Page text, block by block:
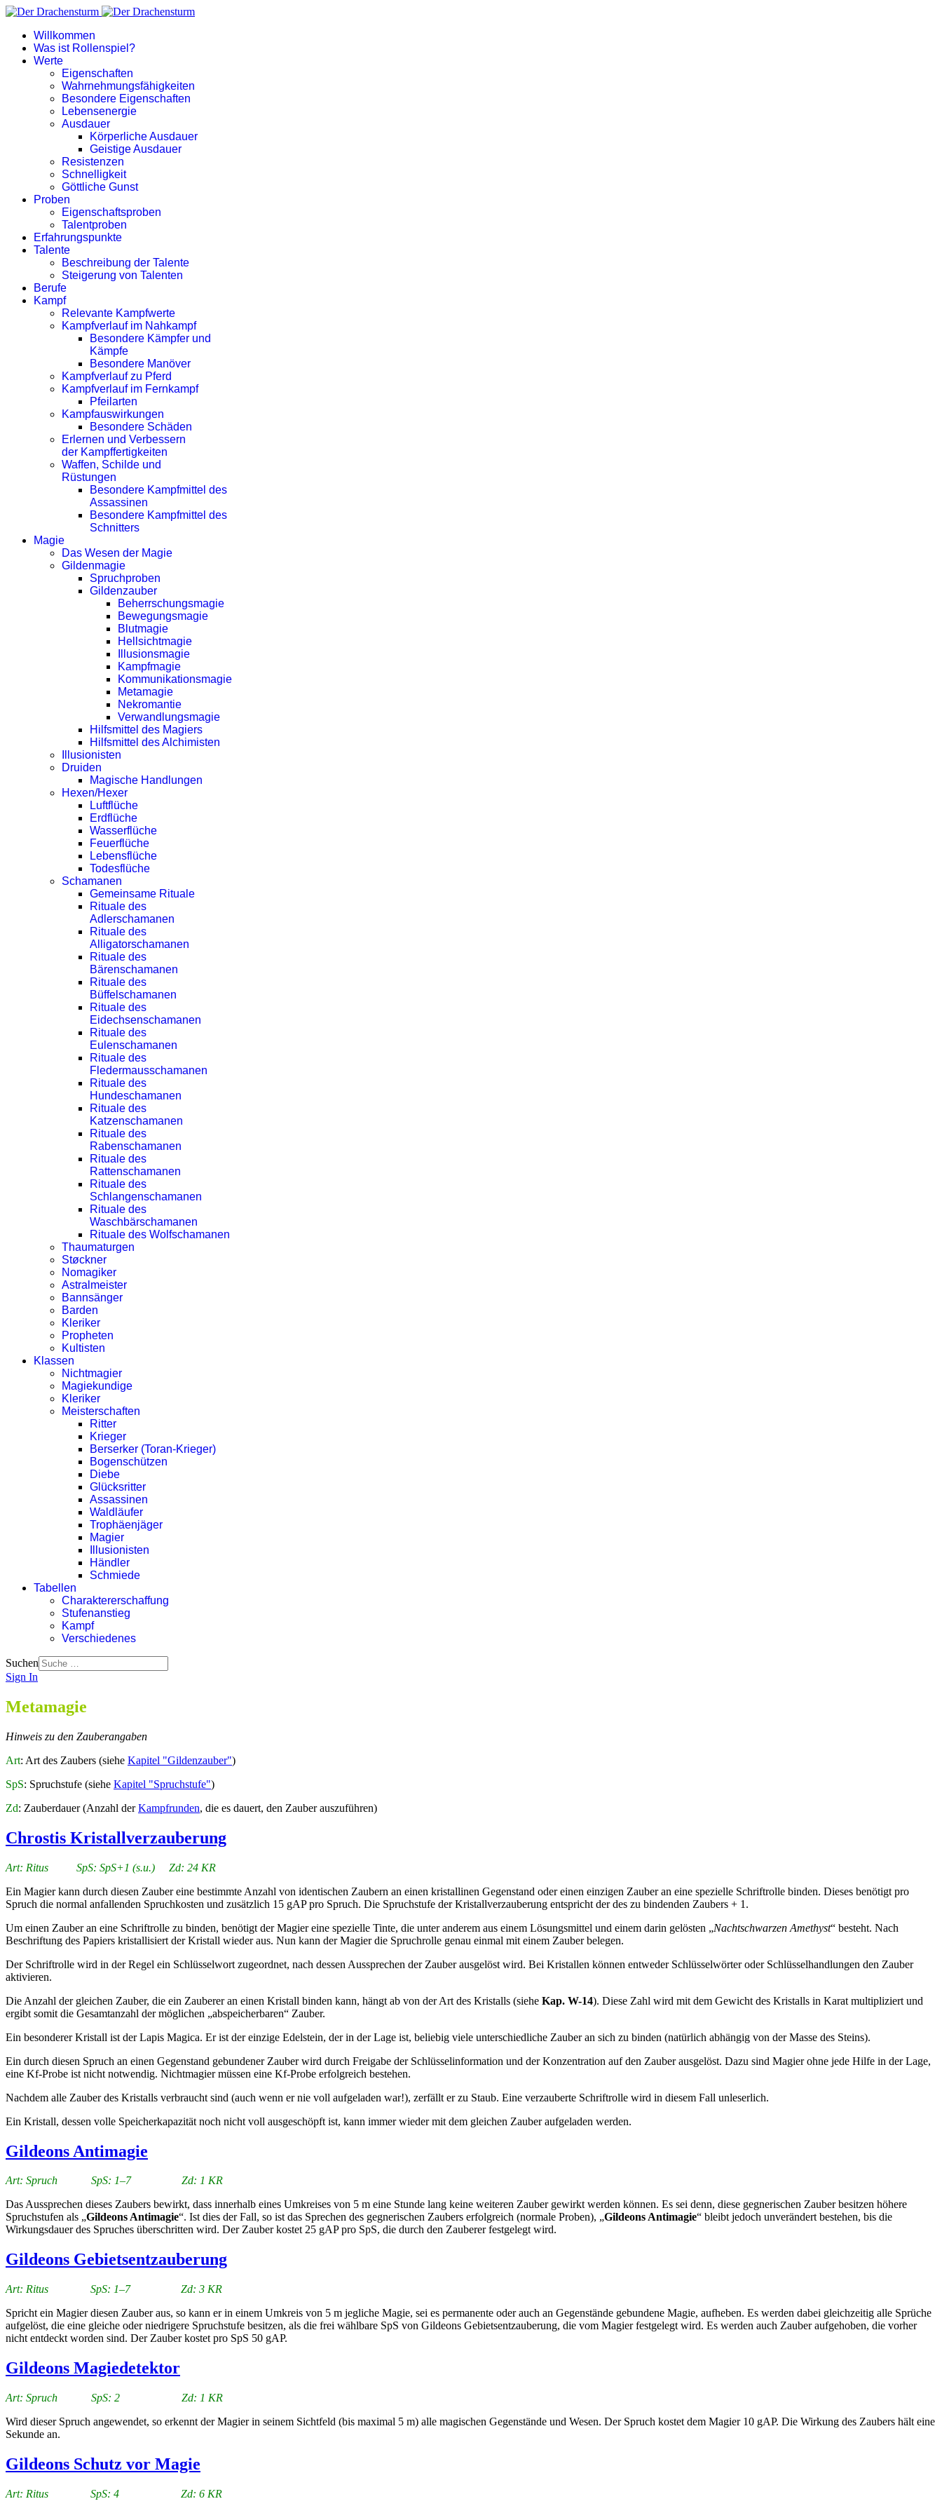
Willkommen
Was ist Rollenspiel?
Werte
Eigenschaften
Wahrnehmungsfähigkeiten
Besondere Eigenschaften
Lebensenergie
Ausdauer
Körperliche Ausdauer
Geistige Ausdauer
Resistenzen
Schnelligkeit
Göttliche Gunst
Proben
Eigenschaftsproben
Talentproben
Erfahrungspunkte
Talente
Beschreibung der Talente
Steigerung von Talenten
Berufe
Kampf
Relevante Kampfwerte
Kampfverlauf im Nahkampf
Besondere Kämpfer und
Kämpfe
Besondere Manöver
Kampfverlauf zu Pferd
Kampfverlauf im Fernkampf
Pfeilarten
Kampfauswirkungen
Besondere Schäden
Erlernen und Verbessern
der Kampffertigkeiten
Waffen, Schilde und
Rüstungen
Besondere Kampfmittel des
Assassinen
Besondere Kampfmittel des
Schnitters
Magie
Das Wesen der Magie
Gildenmagie
Spruchproben
Gildenzauber
Beherrschungsmagie
Bewegungsmagie
Blutmagie
Hellsichtmagie
Illusionsmagie
Kampfmagie
Kommunikationsmagie
Metamagie
Nekromantie
Verwandlungsmagie
Hilfsmittel des Magiers
Hilfsmittel des Alchimisten
Illusionisten
Druiden
Magische Handlungen
Hexen/Hexer
Luftflüche
Erdflüche
Wasserflüche
Feuerflüche
Lebensflüche
Todesflüche
Schamanen
Gemeinsame Rituale
Rituale des
Adlerschamanen
Rituale des
Alligatorschamanen
Rituale des
Bärenschamanen
Rituale des
Büffelschamanen
Rituale des
Eidechsenschamanen
Rituale des
Eulenschamanen
Rituale des
Fledermausschamanen
Rituale des
Hundeschamanen
Rituale des
Katzenschamanen
Rituale des
Rabenschamanen
Rituale des
Rattenschamanen
Rituale des
Schlangenschamanen
Rituale des
Waschbärschamanen
Rituale des Wolfschamanen
Thaumaturgen
Støckner
Nomagiker
Astralmeister
Bannsänger
Barden
Kleriker
Propheten
Kultisten
Klassen
Nichtmagier
Magiekundige
Kleriker
Meisterschaften
Ritter
Krieger
Berserker (Toran-Krieger)
Bogenschützen
Diebe
Glücksritter
Assassinen
Waldläufer
Trophäenjäger
Magier
Illusionisten
Händler
Schmiede
Tabellen
Charaktererschaffung
Stufenanstieg
Kampf
Verschiedenes
Suchen
Sign In
Metamagie
Hinweis zu den Zauberangaben
Art: Art des Zaubers (siehe Kapitel "Gildenzauber")
SpS: Spruchstufe (siehe Kapitel "Spruchstufe")
Zd: Zauberdauer (Anzahl derKampfrunden, die es dauert, den Zauber auszuführen)
Chrostis Kristallverzauberung
Art: Ritus SpS: SpS+1 (s.u.) Zd: 24 KR
Ein Magier kann durch diesen Zauber eine bestimmte Anzahl von identischen Zaubern an einen kristallinen Gegenstand oder einen einzigen Zauber an eine spezielle Schriftrolle binden. Dieses benötigt pro
Spruch die normal anfallenden Spruchkosten und zusätzlich 15 gAP pro Spruch. Die Spruchstufe der Kristallverzauberung entspricht der des zu bindenden Zaubers + 1.
Um einen Zauber an eine Schriftrolle zu binden, benötigt der Magier eine spezielle Tinte, die unter anderem aus einem Lösungsmittel und einem darin gelösten „Nachtschwarzen Amethyst“ besteht. Nach
Beschriftung des Papiers kristallisiert der Kristall wieder aus. Nun kann der Magier die Spruchrolle genau einmal mit einem Zauber belegen.
Der Schriftrolle wird in der Regel ein Schlüsselwort zugeordnet, nach dessen Aussprechen der Zauber ausgelöst wird. Bei Kristallen können entweder Schlüsselwörter oder Schlüsselhandlungen den Zauber
aktivieren.
Die Anzahl der gleichen Zauber, die ein Zauberer an einen Kristall binden kann, hängt ab von der Art des Kristalls (siehe Kap. W-14). Diese Zahl wird mit dem Gewicht des Kristalls in Karat multipliziert und
ergibt somit die Gesamtanzahl der möglichen „abspeicherbaren“ Zauber.
Ein besonderer Kristall ist der Lapis Magica. Er ist der einzige Edelstein, der in der Lage ist, beliebig viele unterschiedliche Zauber an sich zu binden (natürlich abhängig von der Masse des Steins).
Ein durch diesen Spruch an einen Gegenstand gebundener Zauber wird durch Freigabe der Schlüsselinformation und der Konzentration auf den Zauber ausgelöst. Dazu sind Magier ohne jede Hilfe in der Lage,
eine Kf-Probe ist nicht notwendig. Nichtmagier müssen eine Kf-Probe erfolgreich bestehen.
Nachdem alle Zauber des Kristalls verbraucht sind (auch wenn er nie voll aufgeladen war!), zerfällt er zu Staub. Eine verzauberte Schriftrolle wird in diesem Fall unleserlich.
Ein Kristall, dessen volle Speicherkapazität noch nicht voll ausgeschöpft ist, kann immer wieder mit dem gleichen Zauber aufgeladen werden.
Gildeons Antimagie
Art: Spruch SpS: 1–7 Zd: 1 KR
Das Aussprechen dieses Zaubers bewirkt, dass innerhalb eines Umkreises von 5 m eine Stunde lang keine weiteren Zauber gewirkt werden können. Es sei denn, diese gegnerischen Zauber besitzen höhere
Spruchstufen als „Gildeons Antimagie“. Ist dies der Fall, so ist das Sprechen des gegnerischen Zaubers erfolgreich (normale Proben), „Gildeons Antimagie“ bleibt jedoch unverändert bestehen, bis die
Wirkungsdauer des Spruches überschritten wird. Der Zauber kostet 25 gAP pro SpS, die durch den Zauberer festgelegt wird.
Gildeons Gebietsentzauberung
Art: Ritus SpS: 1–7 Zd: 3 KR
Spricht ein Magier diesen Zauber aus, so kann er in einem Umkreis von 5 m jegliche Magie, sei es permanente oder auch an Gegenstände gebundene Magie, aufheben. Es werden dabei gleichzeitig alle Sprüche
aufgelöst, die eine gleiche oder niedrigere Spruchstufe besitzen, als die frei wählbare SpS von Gildeons Gebietsentzauberung, die vom Magier festgelegt wird. Es werden auch Zauber aufgehoben, die vorher
nicht entdeckt worden sind. Der Zauber kostet pro SpS 50 gAP.
Gildeons Magiedetektor
Art: Spruch SpS: 2 Zd: 1 KR
Wird dieser Spruch angewendet, so erkennt der Magier in seinem Sichtfeld (bis maximal 5 m) alle magischen Gegenstände und Wesen. Der Spruch kostet dem Magier 10 gAP. Die Wirkung des Zaubers hält eine
Sekunde an.
Gildeons Schutz vor Magie
Art: Ritus SpS: 4 Zd: 6 KR